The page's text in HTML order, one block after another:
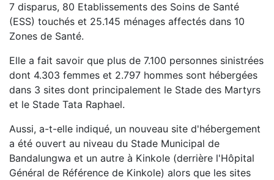
7 disparus, 80 Etablissements des Soins de Santé
(ESS) touchés et 25.145 ménages affectés dans 10
Zones de Santé.
Elle a fait savoir que plus de 7.100 personnes sinistrées
dont 4.303 femmes et 2.797 hommes sont hébergées
dans 3 sites dont principalement le Stade des Martyrs
et le Stade Tata Raphael.
Aussi, a-t-elle indiqué, un nouveau site d'hébergement
a été ouvert au niveau du Stade Municipal de
Bandalungwa et un autre à Kinkole (derrière l'Hôpital
Général de Référence de Kinkole) alors que les sites